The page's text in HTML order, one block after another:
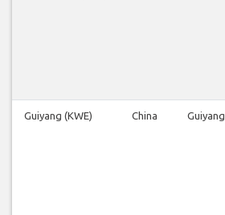
Guiyang (KWE) China Guiyang